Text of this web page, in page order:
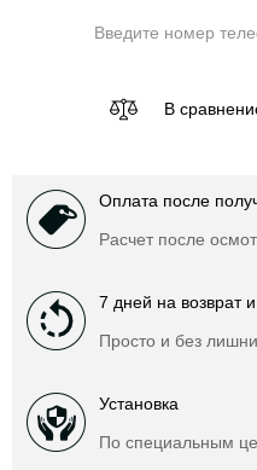
Введите номер
В
Оплата после
Расчет после
7 дней на возврат
Просто и без
Установка
По специальным